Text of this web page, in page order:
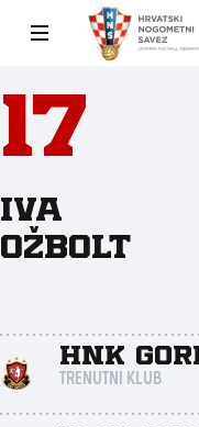
17
Iva
Ožbolt
HNK
TRENUTNI KLUB